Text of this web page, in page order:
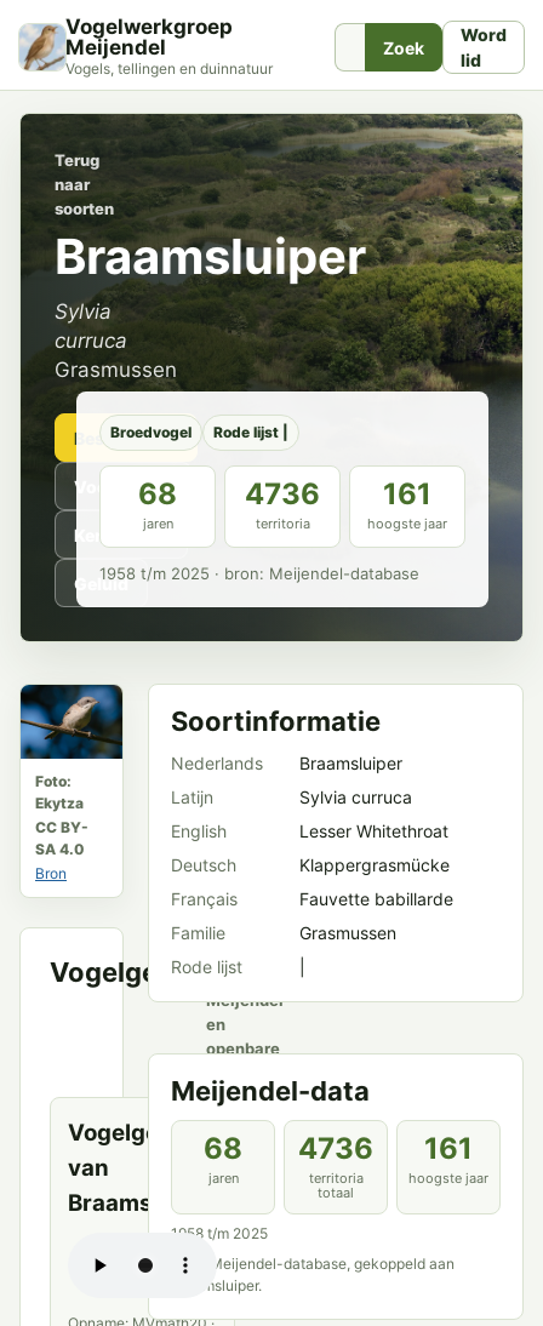
Vogelwerkgroep
Meijendel
Vogels, tellingen en duinnatuur
Zoek
Word
lid
Terug
naar
soorten
Braamsluiper
Sylvia
curruca
Grasmussen
Beschrijving
Voorkomen
Kenmerken
Geluid
Broedvogel Rode lijst |
68
jaren
4736
territoria
161
hoogste jaar
1958 t/m 2025 · bron: Meijendel-database
Foto:
Ekytza
CC BY-
SA 4.0
Bron
VogelgeluidVWG
Meijendel
en
openbare
Vogelgeluid
van
Braamsluiper
Soortinformatie
Nederlands
Braamsluiper
Latijn
Sylvia curruca
English
Lesser Whitethroat
Deutsch
Klappergrasmücke
Français
Fauvette babillarde
Familie
Grasmussen
Rode lijst
Meijendel-data
68
jaren
4736
territoria
totaal
161
hoogste jaar
1958 t/m 2025
Bron: Meijendel-database, gekoppeld aan
Braamsluiper.